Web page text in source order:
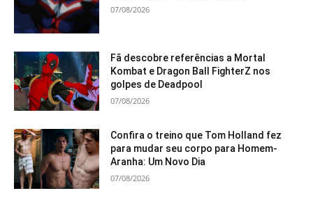
07/08/2026
Fã descobre referências a Mortal
Kombat e Dragon Ball FighterZ nos
golpes de Deadpool
07/08/2026
Confira o treino que Tom Holland fez
para mudar seu corpo para Homem-
Aranha: Um Novo Dia
07/08/2026